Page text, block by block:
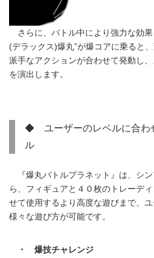
さらに、バトル中により強力な効果
(デラックス)爆丸”が爆コアに乗ると
派手なアクションが合わせて発動し
を演出します。
◆ ユーザーのレベルに合わ
ル
『爆丸バトルプラネット』は、シ
ら、フィギュアと４０枚のトレーデ
せて使用するより高度な遊びまで、
様々な遊び方が可能です。
・ 爆技チャレンジ